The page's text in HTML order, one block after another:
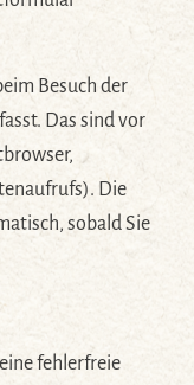
Besuch der
Das sind vor
Die
sobald Sie
fehlerfreie